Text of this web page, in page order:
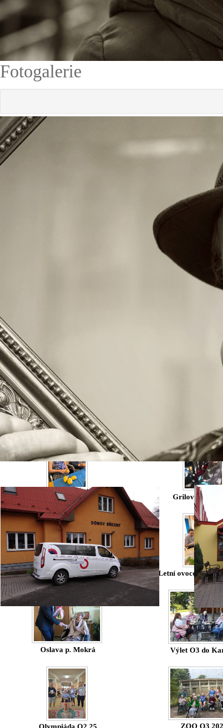
Fotogalerie
Velikonoční
Mikuláš O3
Slezská
Vinobraní O3 2025
Bramborová olympiáda O2 Grilování
Marlenka O2 2025 Letní ovoce a
Oslava p. Mokrá Výlet O3 do
ZOO O3